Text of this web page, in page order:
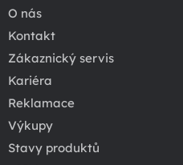
O nás
Kontakt
Zákaznický servis
Kariéra
Reklamace
Výkupy
Stavy produktů